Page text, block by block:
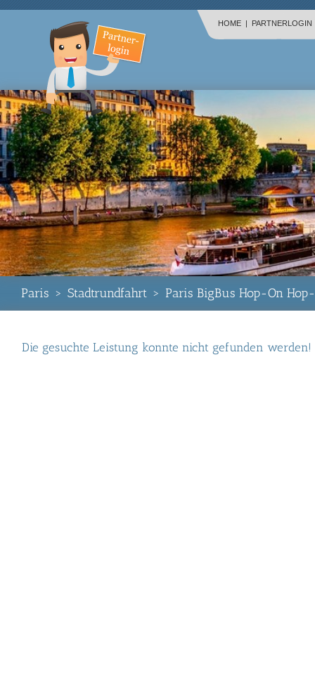
HOME | PARTNERLOGIN
Paris > Stadtrundfahrt > Paris BigBus Hop-On
Die gesuchte Leistung konnte nicht gefunden werden!